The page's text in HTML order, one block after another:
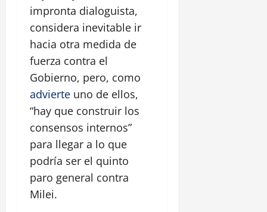
impronta dialoguista,
considera inevitable ir
hacia otra medida de
fuerza contra el
Gobierno, pero, como
advierte uno de ellos,
“hay que construir los
consensos internos”
para llegar a lo que
podría ser el quinto
paro general contra
Milei.